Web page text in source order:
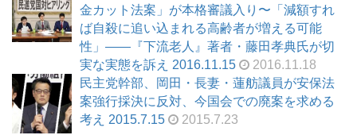
金カット法案」が本格審議入り〜「減額すれ
ば自殺に追い込まれる高齢者が増える可能
性」――『下流老人』著者・藤田孝典氏が切
実な実態を訴え 2016.11.15
2016.11.18
民主党幹部、岡田・長妻・蓮舫議員が安保法
案強行採決に反対、今国会での廃案を求める
考え 2015.7.15
2015.7.23